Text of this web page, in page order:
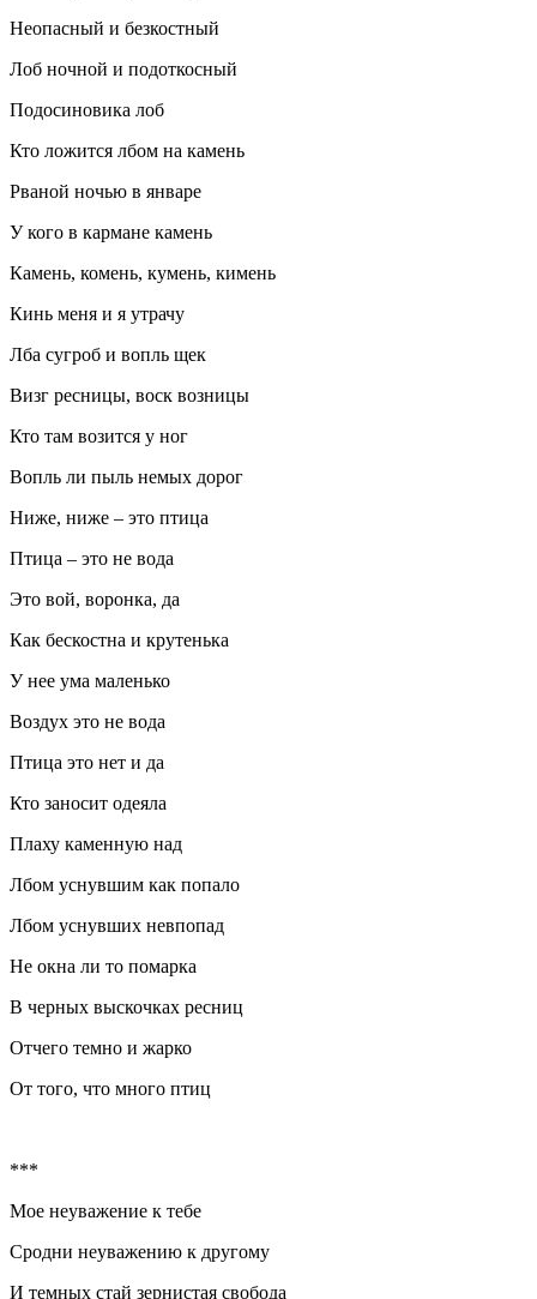
Неопасный и безкостный
Лоб ночной и подоткосный
Подосиновика лоб
Кто ложится лбом на камень
Рваной ночью в январе
У кого в кармане камень
Камень, комень, кумень, кимень
Кинь меня и я утрачу
Лба сугроб и вопль щек
Визг ресницы, воск возницы
Кто там возится у ног
Вопль ли пыль немых дорог
Ниже, ниже – это птица
Птица – это не вода
Это вой, воронка, да
Как бескостна и крутенька
У нее ума маленько
Воздух это не вода
Птица это нет и да
Кто заносит одеяла
Плаху каменную над
Лбом уснувшим как попало
Лбом уснувших невпопад
Не окна ли то помарка
В черных выскочках ресниц
Отчего темно и жарко
От того, что много птиц
***
Мое неуважение к тебе
Сродни неуважению к другому
И темных стай зернистая свобода